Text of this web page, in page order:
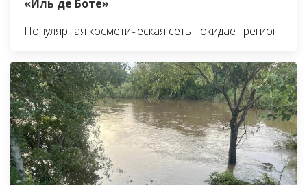
«Иль де Боте»
Популярная косметическая сеть покидает регион